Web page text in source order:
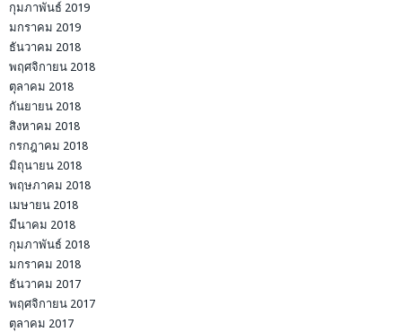
กุมภาพันธ์ 2019
มกราคม 2019
ธันวาคม 2018
พฤศจิกายน 2018
ตุลาคม 2018
กันยายน 2018
สิงหาคม 2018
กรกฎาคม 2018
มิถุนายน 2018
พฤษภาคม 2018
เมษายน 2018
มีนาคม 2018
กุมภาพันธ์ 2018
มกราคม 2018
ธันวาคม 2017
พฤศจิกายน 2017
ตุลาคม 2017